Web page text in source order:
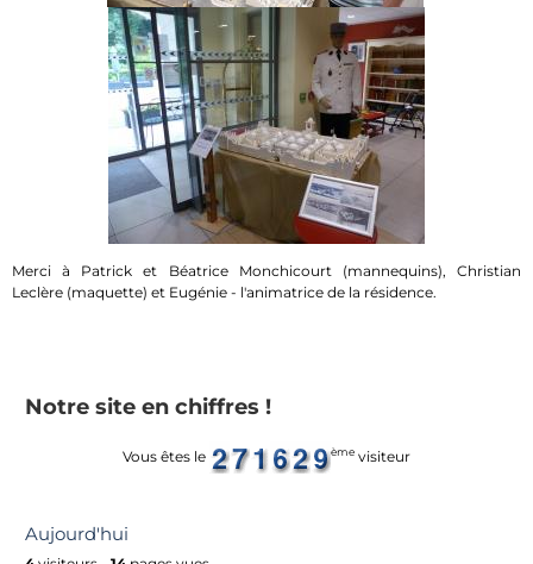
Merci à Patrick et Béatrice Monchicourt (mannequins), Christian
Leclère (maquette) et Eugénie - l'animatrice de la résidence.
Notre site en chiffres !
Vous êtes le ème visiteur
Aujourd'hui